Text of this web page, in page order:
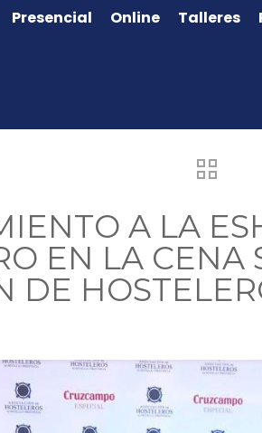
Presencial Online Talleres
A LA
EN LA CENA
DE